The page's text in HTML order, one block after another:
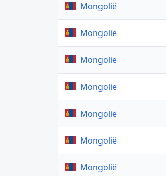
Mongolië
Mongolië
Mongolië
Mongolië
Mongolië
Mongolië
Mongolië